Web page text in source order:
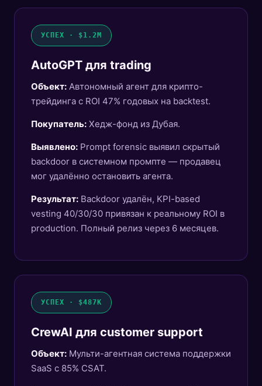
УСПЕХ · $1.2M
AutoGPT для trading
Объект: Автономный агент для крипто-
трейдинга с ROI 47% годовых на backtest.
Покупатель: Хедж-фонд из Дубая.
Выявлено: Prompt forensic выявил скрытый
backdoor в системном промпте — продавец
мог удалённо остановить агента.
Результат: Backdoor удалён, KPI-based
vesting 40/30/30 привязан к реальному ROI в
production. Полный релиз через 6 месяцев.
УСПЕХ · $487K
CrewAI для customer support
Объект: Мульти-агентная система поддержки
SaaS с 85% CSAT.